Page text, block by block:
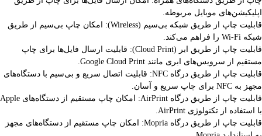
اپلیکیشن‌های موبایل مربوطه.
قابلیت چاپ از طریق شبکه بی‌سیم (Wireless): امکان چاپ بی‌سیم از طریق
شبکه Wi-Fi را فراهم می‌کند.
قابلیت چاپ از طریق ابر (Cloud Print): قابلیت ارسال فایل‌ها برای چاپ
مستقیم از سرویس‌های ابری مانند Google Cloud Print.
قابلیت چاپ از طریق درگاه NFC: قابلیت اتصال سریع و بی‌سیم با دستگاه‌های
مجهز به NFC برای چاپ سریع و آسان.
قابلیت چاپ از طریق درگاه AirPrint: امکان چاپ مستقیم از دستگاه‌های Apple
با استفاده از تکنولوژی AirPrint.
قابلیت چاپ از طریق درگاه Mopria: امکان چاپ مستقیم از دستگاه‌های مجهز